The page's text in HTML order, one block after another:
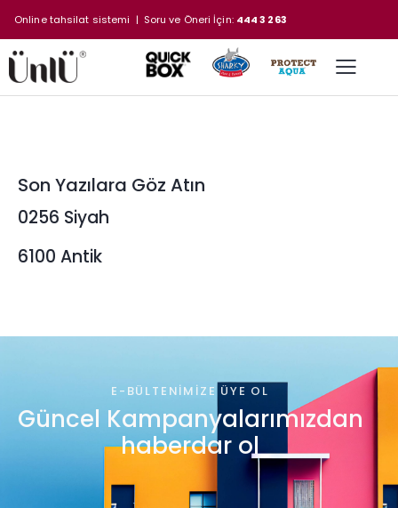
Online tahsilat sistemi | Soru ve Öneri İçin: 444 3 263
Son Yazılara Göz Atın
0256 Siyah
6100 Antik
E-BÜLTENIMIZE ÜYE OL
Güncel Kampanyalarımızdan
haberdar ol